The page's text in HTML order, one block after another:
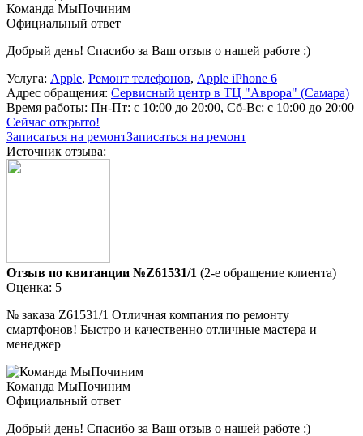
Команда МыПочиним
Официальный ответ
Добрый день! Спасибо за Ваш отзыв о нашей работе :)
Услуга: Apple, Ремонт телефонов, Apple iPhone 6
Адрес обращения: Сервисный центр в ТЦ "Аврора" (Самара)
Время работы: Пн-Пт: с 10:00 до 20:00, Сб-Вс: с 10:00 до 20:00
Сейчас открыто!
Записаться на ремонтЗаписаться на ремонт
Источник отзыва:
Отзыв по квитанции №Z61531/1 (2-е обращение клиента)
Оценка: 5
№ заказа Z61531/1 Отличная компания по ремонту
смартфонов! Быстро и качественно отличные мастера и
менеджер
Команда МыПочиним
Официальный ответ
Добрый день! Спасибо за Ваш отзыв о нашей работе :)